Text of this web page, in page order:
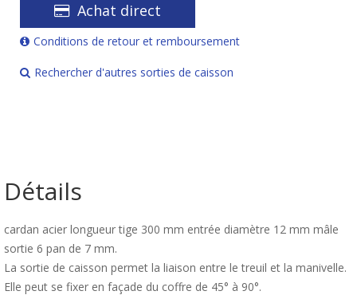
Achat direct
Conditions de retour et remboursement
Rechercher d'autres sorties de caisson
Détails
cardan acier longueur tige 300 mm entrée diamètre 12 mm mâle
sortie 6 pan de 7 mm.
La sortie de caisson permet la liaison entre le treuil et la manivelle.
Elle peut se fixer en façade du coffre de 45° à 90°.